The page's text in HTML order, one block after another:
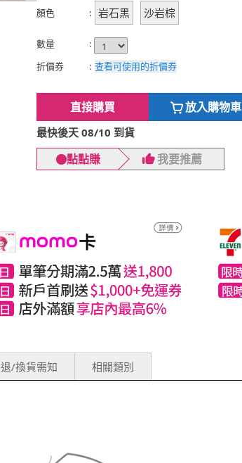
顏色
: 岩石黑 沙岩棕
數量
:
折價券
: 查看可使用的折價券
直接購買 放入購物車
最快後天 08/10 到貨
點點賺 我要推薦
退/換貨需知 相關類別